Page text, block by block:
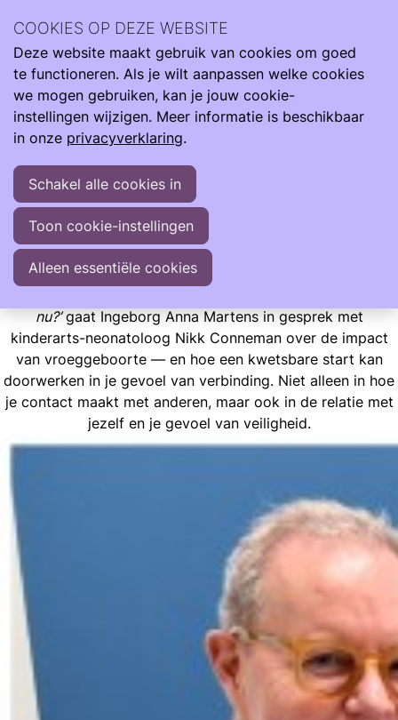
optimale zorg, ondersteuning en kwaliteit voor leven van
tieners en volwassenen die te vroeg, te licht en ziek
geboren zijn.
Next Generation
Vroeggeboorte: Je hoeft het niet alleen te doen
Vroeggeboorte: Je hoeft het niet alleen te doen
Over verbinding en een kwetsbare start.
Er staat weer een nieuwe podcast aflevering online.
nu?’gaat Ingeborg Anna Martens in gesprek met
kinderarts-neonatoloog Nikk Conneman over de impact
van vroeggeboorte — en hoe een kwetsbare start kan
doorwerken in je gevoel van verbinding. Niet alleen in hoe
je contact maakt met anderen, maar ook in de relatie met
jezelf en je gevoel van veiligheid.
COOKIES OP DEZE WEBSITE
Deze website maakt gebruik van cookies om goed
te functioneren. Als je wilt aanpassen welke cookies
we mogen gebruiken, kan je jouw cookie-
instellingen wijzigen. Meer informatie is beschikbaar
in onze privacyverklaring.
Schakel alle cookies in
Toon cookie-instellingen
Alleen essentiële cookies